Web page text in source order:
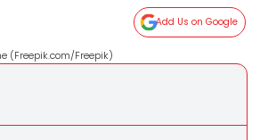
Add Us on Google
(Freepik.com/Freepik)